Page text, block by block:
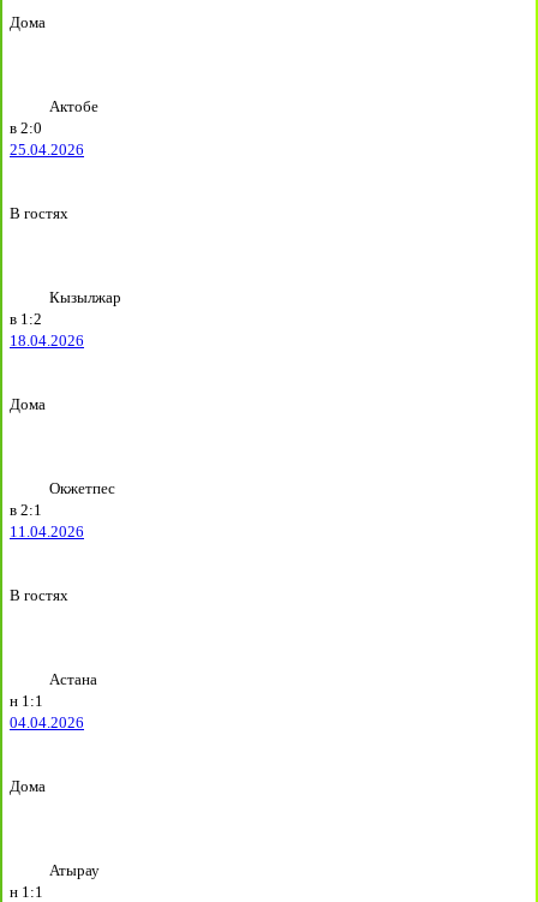
Дома
Актобе
в 2:0
25.04.2026
В гостях
Кызылжар
в 1:2
18.04.2026
Дома
Окжетпес
в 2:1
11.04.2026
В гостях
Астана
н 1:1
04.04.2026
Дома
Атырау
н 1:1